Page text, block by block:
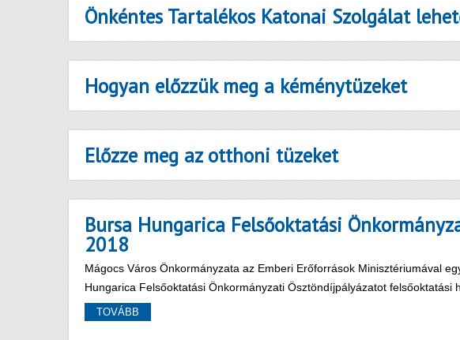
Önkéntes Tartalékos Katonai Szolgálat
Hogyan előzzük meg a kéménytüzeket
Előzze meg az otthoni tüzeket
Bursa Hungarica Felsőoktatási
2018
Mágocs Város Önkormányzata az Emberi Erőforrások Minisztériumával
Hungarica Felsőoktatási Önkormányzati Ösztöndíjpályázatot felsőoktatási
TOVÁBB